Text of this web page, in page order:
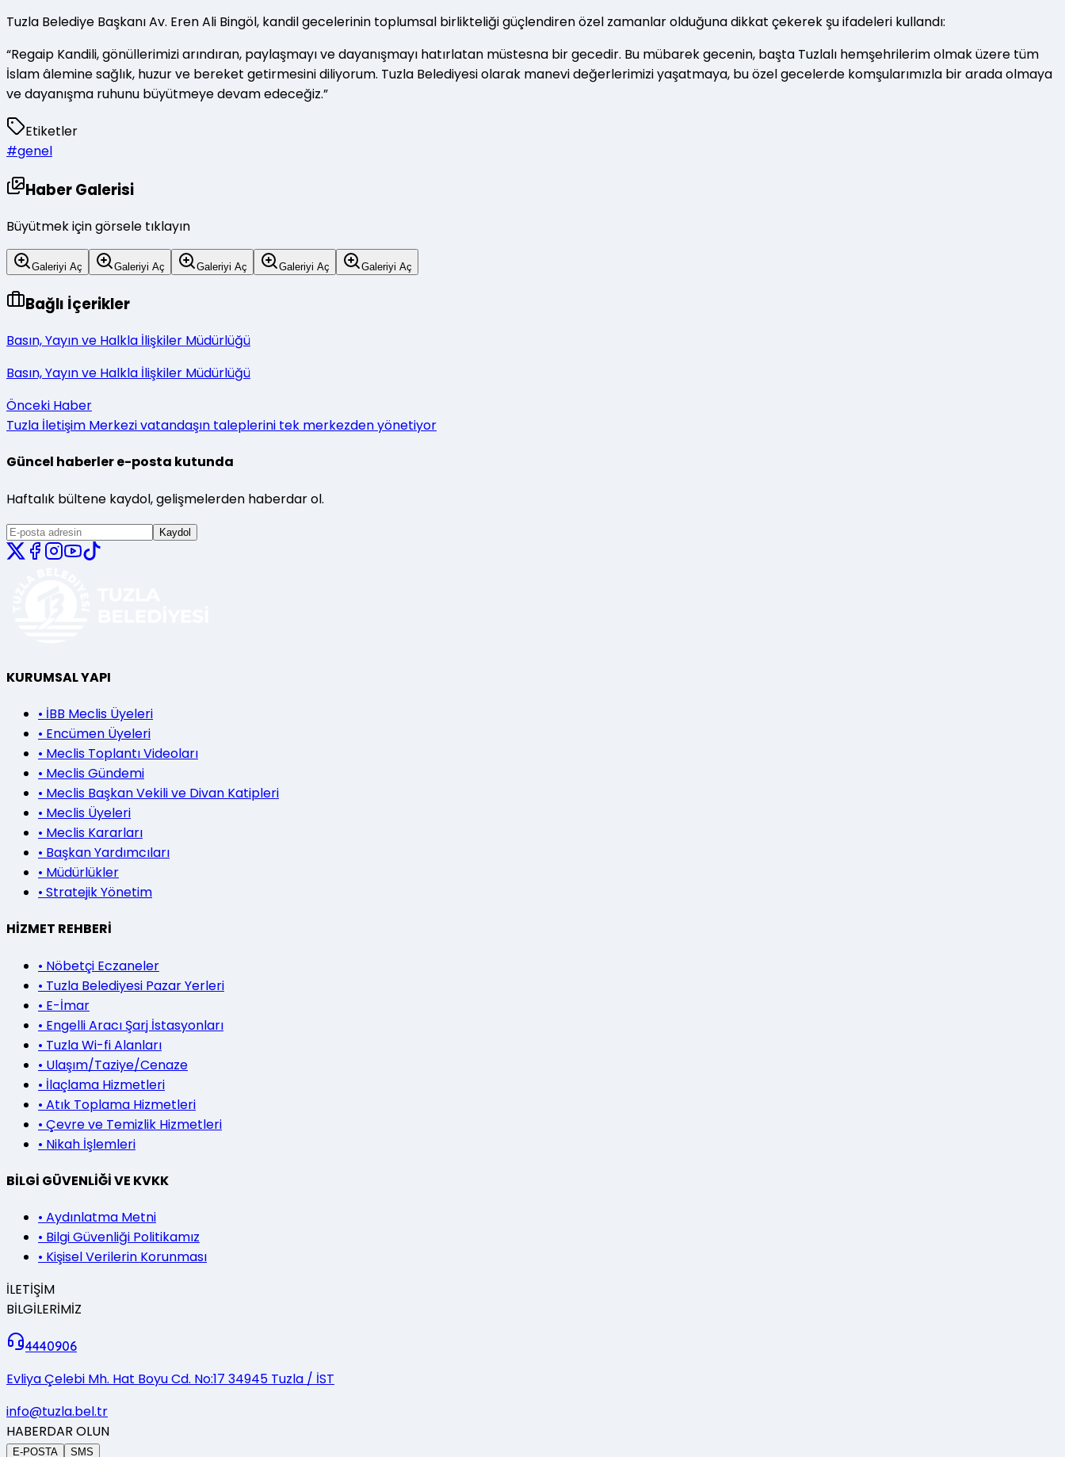
Tuzla Belediye Başkanı Av. Eren Ali Bingöl, kandil gecelerinin toplumsal birlikteliği güçlendiren özel zamanlar olduğuna dikkat çekerek şu ifadeleri kullandı:
“Regaip Kandili, gönüllerimizi arındıran, paylaşmayı ve dayanışmayı hatırlatan müstesna bir gecedir. Bu mübarek gecenin, başta Tuzlalı hemşehrilerim olmak üzere tüm
İslam âlemine sağlık, huzur ve bereket getirmesini diliyorum. Tuzla Belediyesi olarak manevi değerlerimizi yaşatmaya, bu özel gecelerde komşularımızla bir arada olmaya
ve dayanışma ruhunu büyütmeye devam edeceğiz.”
Etiketler
#genel
Haber Galerisi
Büyütmek için görsele tıklayın
Galeriyi Aç Galeriyi Aç Galeriyi Aç Galeriyi Aç Galeriyi Aç
Bağlı İçerikler
Basın, Yayın ve Halkla İlişkiler Müdürlüğü
Basın, Yayın ve Halkla İlişkiler Müdürlüğü
Önceki Haber
Tuzla İletişim Merkezi vatandaşın taleplerini tek merkezden yönetiyor
Güncel haberler e-posta kutunda
Haftalık bültene kaydol, gelişmelerden haberdar ol.
Kaydol
KURUMSAL YAPI
• İBB Meclis Üyeleri
• Encümen Üyeleri
• Meclis Toplantı Videoları
• Meclis Gündemi
• Meclis Başkan Vekili ve Divan Katipleri
• Meclis Üyeleri
• Meclis Kararları
• Başkan Yardımcıları
• Müdürlükler
• Stratejik Yönetim
HİZMET REHBERİ
• Nöbetçi Eczaneler
• Tuzla Belediyesi Pazar Yerleri
• E-İmar
• Engelli Aracı Şarj İstasyonları
• Tuzla Wi-fi Alanları
• Ulaşım/Taziye/Cenaze
• İlaçlama Hizmetleri
• Atık Toplama Hizmetleri
• Çevre ve Temizlik Hizmetleri
• Nikah İşlemleri
BİLGİ GÜVENLİĞİ VE KVKK
• Aydınlatma Metni
• Bilgi Güvenliği Politikamız
• Kişisel Verilerin Korunması
İLETİŞİM
BİLGİLERİMİZ
4440906
Evliya Çelebi Mh. Hat Boyu Cd. No:17 34945 Tuzla / İST
info@tuzla.bel.tr
HABERDAR OLUN
E-POSTA SMS